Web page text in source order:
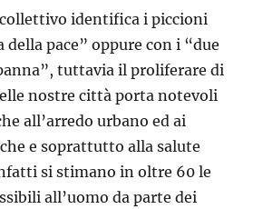
identifica i piccioni
della pace” oppure con i “due
tuttavia il proliferare di
nostre città porta notevoli
all’arredo urbano ed ai
e soprattutto alla salute
si stimano in oltre 60 le
all’uomo da parte dei